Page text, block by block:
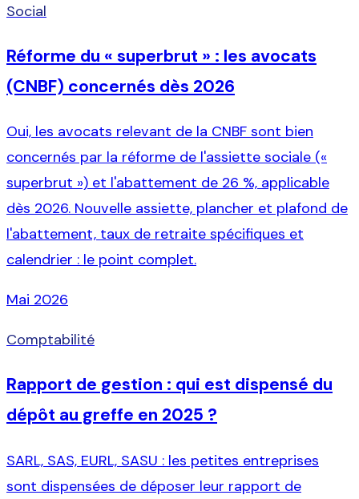
Social
Réforme du « superbrut » : les avocats
(CNBF) concernés dès 2026
Oui, les avocats relevant de la CNBF sont bien
concernés par la réforme de l'assiette sociale («
superbrut ») et l'abattement de 26 %, applicable
dès 2026. Nouvelle assiette, plancher et plafond de
l'abattement, taux de retraite spécifiques et
calendrier : le point complet.
Mai 2026
Comptabilité
Rapport de gestion : qui est dispensé du
dépôt au greffe en 2025 ?
SARL, SAS, EURL, SASU : les petites entreprises
sont dispensées de déposer leur rapport de